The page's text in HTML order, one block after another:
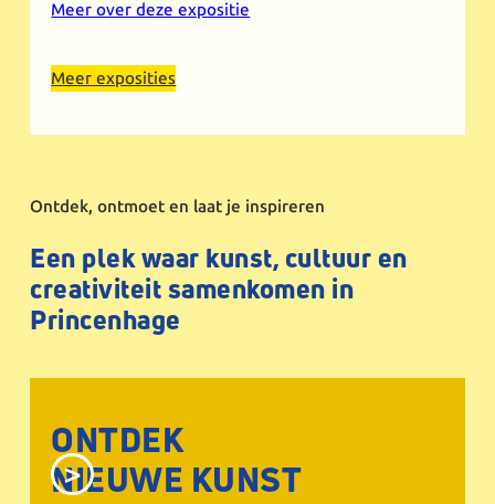
Meer over deze expositie
Meer exposities
Ontdek, ontmoet en laat je inspireren
Een plek waar kunst, cultuur en
creativiteit samenkomen in
Princenhage
ONTDEK
NIEUWE KUNST